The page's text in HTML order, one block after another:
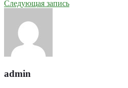
Следующая запись
admin